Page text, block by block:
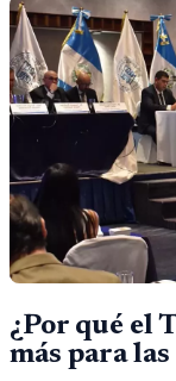
¿Por qué el
más para